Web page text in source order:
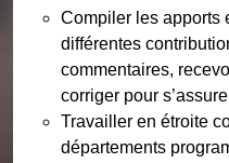
Compiler les apports
différentes
commentaires,
corriger pour
Travailler en étroite
départements